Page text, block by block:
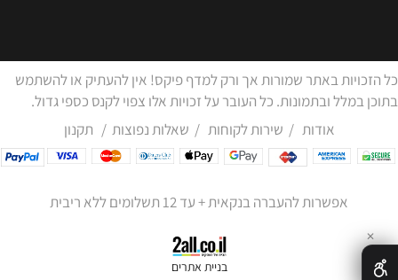
כל הזכויות באתר שמורות אך ורק למדף פיקס! אין להעתיק או להשתמש
בתוכן במלל ובתמונות. כל העובר על זכויות אלו צפוי לקנס כספי גדול.
אודות / שירות לקוחות / שאלות נפוצות / תקנון
אפשרות להעברה בנקאית + עד 12 תשלומים ללא ריבית
בניית אתרים
✕